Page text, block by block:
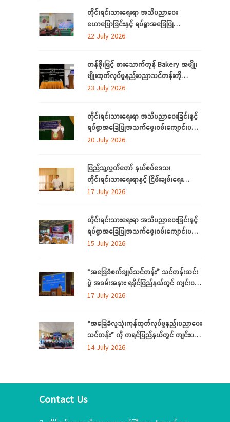
ကို ရန်ကုန်တိုင်းဒေသကြီးတွင် ကျင်းပပြုလုပ်
တိုင်းရင်းသားရေးရာ အသိပညာပေး
ဟောပြောခြင်းနှင့် ရပ်ရွာအခြေပြု
အသက်မွေးဝမ်းကျောင်း ပညာလိုအပ်ချက်တို့
မွန်ပြည်နယ်တွင် ကျင်းပပြုလုပ်
22 July 2026
တန်ဖိုးမြင့် စားသောက်ကုန် Bakery အမျိုး
မျိုးထုတ်လုပ်မှုနည်းပညာသင်တန်းကို
စစ်ကိုင်းတိုင်းဒေသကြီး၊ လဟယ်မြို့၌ ဖွင့်လှစ်
23 July 2026
တိုင်းရင်းသားရေးရာ အသိပညာပေးခြင်းနှင့်
ရပ်ရွာအခြေပြုအသက်မွေးဝမ်းကျောင်းပညာ
လိုအပ်ချက်များကို ဆန်းစစ်စီမံခြင်း
ပြုလုပ်
20 July 2026
ပြည်သူ့လွှတ်တော် နယ်စပ်ဒေသ၊
တိုင်းရင်းသားရေးရာနှင့် ငြိမ်းချမ်းရေး
ကော်မတီနှင့် တိုင်းရင်းသားလူမျိုးများရေးရာ
17 July 2026
တိုင်းရင်းသားရေးရာ အသိပညာပေးခြင်းနှင့်
ရပ်ရွာအခြေပြုအသက်မွေးဝမ်းကျောင်းပညာ
လိုအပ်ချက်တို့ကို ဆန်းစစ်စီမံခြင်း အစီအစဉ်
15 July 2026
“အခြေခံစက်ချုပ်သင်တန်း” သင်တန်းဆင်း
ပွဲ အခမ်းအနား ရခိုင်ပြည်နယ်တွင် ကျင်းပ
ပြုလုပ်
17 July 2026
“အခြေခံလူသုံးကုန်ထုတ်လုပ်မှုနည်းပညာပေး
သင်တန်း” ကို ကရင်ပြည်နယ်တွင် ကျင်းပ
ပြုလုပ်
14 July 2026
Contact Us